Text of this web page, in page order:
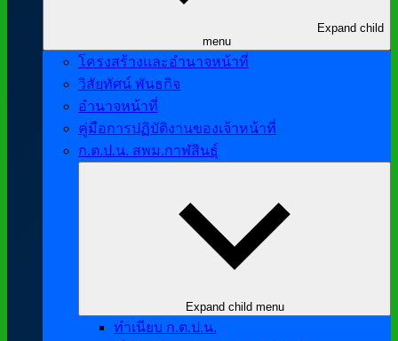
Expand child
menu
โครงสร้างและอำนาจหน้าที่
วิสัยทัศน์ พันธกิจ
อำนาจหน้าที่
คู่มือการปฏิบัติงานของเจ้าหน้าที่
ก.ต.ป.น. สพม.กาฬสินธุ์
Expand child menu
ทำเนียบ ก.ต.ป.น.